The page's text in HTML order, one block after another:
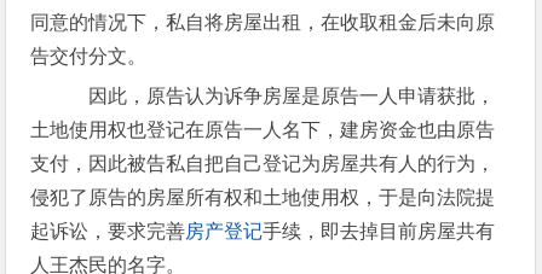
同意的情况下，私自将房屋出租，在收取租金后未向原
告交付分文。
因此，原告认为诉争房屋是原告一人申请获批，
土地使用权也登记在原告一人名下，建房资金也由原告
支付，因此被告私自把自己登记为房屋共有人的行为，
侵犯了原告的房屋所有权和土地使用权，于是向法院提
起诉讼，要求完善房产登记手续，即去掉目前房屋共有
人王杰民的名字。